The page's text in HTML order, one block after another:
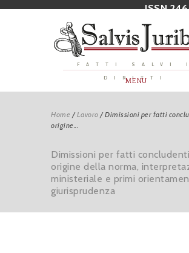
ISSN
FATTI SALVI
DIRITTI
MENU
Home /Lavoro /Dimissioni per fatti
origine...
Dimissioni per fatti
origine della norma,
ministeriale e primi
giurisprudenza